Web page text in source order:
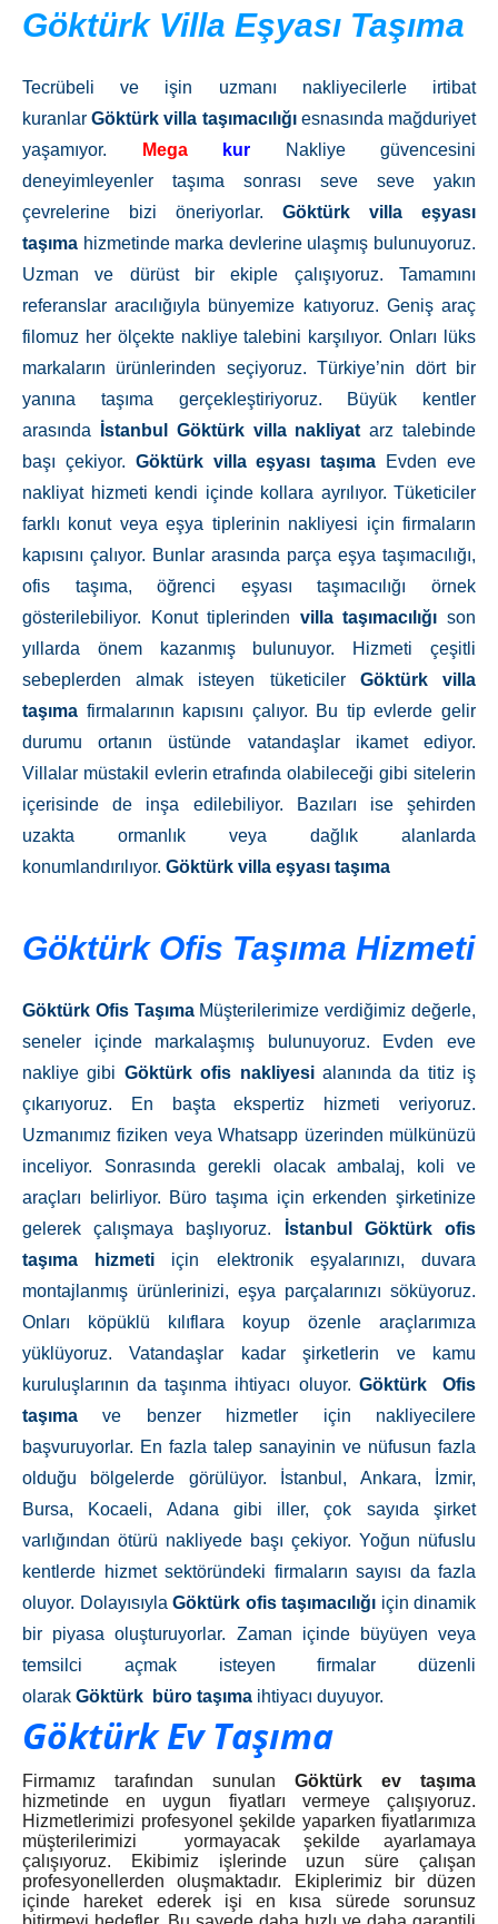
Göktürk Villa Eşyası Taşıma
Tecrübeli ve işin uzmanı nakliyecilerle irtibat
kuranlarGöktürkvilla taşımacılığıesnasında mağduriyet
yaşamıyor.
Mega kur
Nakliye güvencesini
deneyimleyenler taşıma sonrası seve seve yakın
çevrelerine bizi öneriyorlar. Göktürk
villa eşyası
taşıma hizmetinde marka devlerine ulaşmış bulunuyoruz.
Uzman ve dürüst bir ekiple çalışıyoruz. Tamamını
referanslar aracılığıyla bünyemize katıyoruz. Geniş araç
filomuz her ölçekte nakliye talebini karşılıyor. Onları lüks
markaların ürünlerinden seçiyoruz. Türkiye’nin dört bir
yanına taşıma gerçekleştiriyoruz. Büyük kentler
arasında İstanbul Göktürk villa nakliyat arz talebinde
başı çekiyor. Göktürk villa eşyası taşıma
Evden eve
nakliyat hizmeti kendi içinde kollara ayrılıyor. Tüketiciler
farklı konut veya eşya tiplerinin nakliyesi için firmaların
kapısını çalıyor. Bunlar arasında parça eşya taşımacılığı,
ofis taşıma, öğrenci eşyası taşımacılığı örnek
gösterilebiliyor. Konut tiplerinden villa taşımacılığı son
yıllarda önem kazanmış bulunuyor. Hizmeti çeşitli
sebeplerden almak isteyen tüketiciler Göktürk
villa
taşıma firmalarının kapısını çalıyor. Bu tip evlerde gelir
durumu ortanın üstünde vatandaşlar ikamet ediyor.
Villalar müstakil evlerin etrafında olabileceği gibi sitelerin
içerisinde de inşa edilebiliyor. Bazıları ise şehirden
uzakta ormanlık veya dağlık alanlarda
konumlandırılıyor. Göktürk villa eşyası taşıma
Göktürk Ofis Taşıma Hizmeti
Göktürk Ofis Taşıma Müşterilerimize verdiğimiz değerle,
seneler içinde markalaşmış bulunuyoruz. Evden eve
nakliye gibi Göktürk ofis nakliyesialanında da titiz iş
çıkarıyoruz. En başta ekspertiz hizmeti veriyoruz.
Uzmanımız fiziken veya Whatsapp üzerinden mülkünüzü
inceliyor. Sonrasında gerekli olacak ambalaj, koli ve
araçları belirliyor. Büro taşıma için erkenden şirketinize
gelerek çalışmaya başlıyoruz.
İstanbul Göktürk ofis
taşıma hizmeti için elektronik eşyalarınızı, duvara
montajlanmış ürünlerinizi, eşya parçalarınızı söküyoruz.
Onları köpüklü kılıflara koyup özenle araçlarımıza
yüklüyoruz. Vatandaşlar kadar şirketlerin ve kamu
kuruluşlarının da taşınma ihtiyacı oluyor. Göktürk
Ofis
taşıma ve benzer hizmetler için nakliyecilere
başvuruyorlar. En fazla talep sanayinin ve nüfusun fazla
olduğu bölgelerde görülüyor. İstanbul, Ankara, İzmir,
Bursa, Kocaeli, Adana gibi iller, çok sayıda şirket
varlığından ötürü nakliyede başı çekiyor. Yoğun nüfuslu
kentlerde hizmet sektöründeki firmaların sayısı da fazla
oluyor. Dolayısıyla Göktürk ofis taşımacılığı için dinamik
bir piyasa oluşturuyorlar. Zaman içinde büyüyen veya
temsilci açmak isteyen firmalar düzenli
olarak Göktürk büro taşıma ihtiyacı duyuyor.
Göktürk Ev Taşıma
Firmamız tarafından sunulan Göktürk ev taşıma
hizmetinde en uygun fiyatları vermeye çalışıyoruz.
Hizmetlerimizi profesyonel şekilde yaparken fiyatlarımıza
müşterilerimizi yormayacak şekilde ayarlamaya
çalışıyoruz. Ekibimiz işlerinde uzun süre çalışan
profesyonellerden oluşmaktadır. Ekiplerimiz bir düzen
içinde hareket ederek işi en kısa sürede sorunsuz